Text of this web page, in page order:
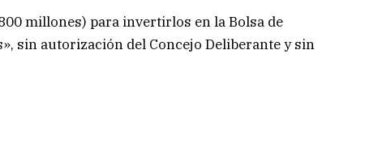
millones) para invertirlos en la Bolsa de
sin autorización del Concejo Deliberante y sin